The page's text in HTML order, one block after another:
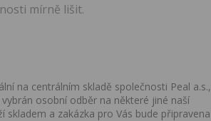
mírně lišit.
na centrálním skladě společnosti Peal a.s.,
osobní odběr na některé jiné naší
a zakázka pro Vás bude připravena